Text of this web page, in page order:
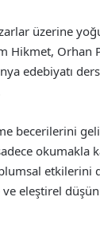
üzerine
Hikmet,
edebiyatı
becerilerini
okumakla
etkilerini
ve eleştirel